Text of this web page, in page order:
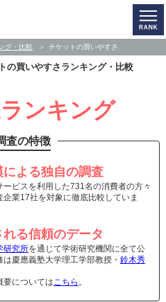
グ・比較 チケットの買いやすさ
の買いやすさランキング・比較
ンキング
査の特徴
による独自の調査
ビスを利用した731名の消費者の方々
業17社を対象に徹底比較していま
る信頼のデータ
研究所を通じて学術研究機関に全て公
慶應義塾大学理工学部教授・ 鈴木秀
要についてはこちら 。